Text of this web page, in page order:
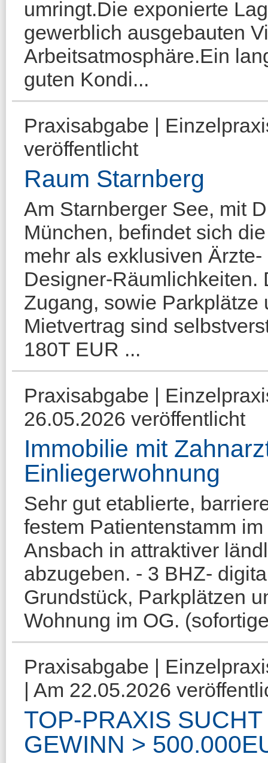
umringt.Die exponierte
gewerblich ausgebauten
Arbeitsatmosphäre.Ein
guten Kondi...
Praxisabgabe |
veröffentlicht
Raum Starnberg
Am Starnberger See, mit
München, befindet sich
mehr als exklusiven
Designer-Räumlichkeiten.
Zugang, sowie Parkplätze
Mietvertrag sind
180T EUR ...
Praxisabgabe |
26.05.2026 veröffentlicht
Immobilie mit
Einliegerwohnung
Sehr gut etablierte,
festem Patientenstamm
Ansbach in attraktiver
abzugeben. - 3 BHZ-
Grundstück, Parkplätzen
Wohnung im OG.
Praxisabgabe |
| Am 22.05.2026
TOP-PRAXIS
GEWINN >